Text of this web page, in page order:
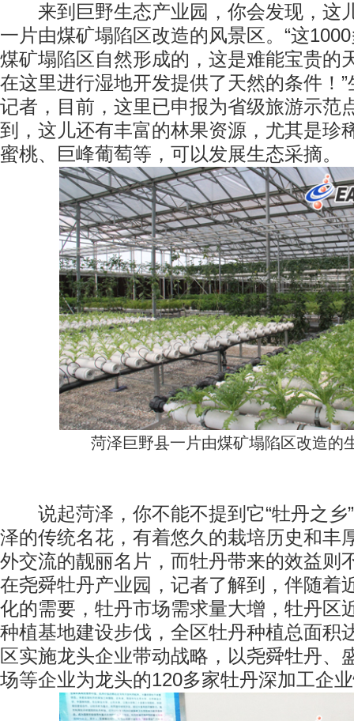
来到巨野生态产业园，你会发现，这
一片由煤矿塌陷区改造的风景区。“这
煤矿塌陷区自然形成的，这是难能宝贵的
在这里进行湿地开发提供了天然的条件！
记者，目前，这里已申报为省级旅游示范
到，这儿还有丰富的林果资源，尤其是珍
蜜桃、巨峰葡萄等，可以发展生态采摘。
菏泽巨野县一片由煤矿塌陷区改造的
说起菏泽，你不能不提到它“牡丹之乡
泽的传统名花，有着悠久的栽培历史和丰
外交流的靓丽名片，而牡丹带来的效益则
在尧舜牡丹产业园，记者了解到，伴随着
化的需要，牡丹市场需求量大增，牡丹区
种植基地建设步伐，全区牡丹种植总面积
区实施龙头企业带动战略，以尧舜牡丹、
场等企业为龙头的120多家牡丹深加工企